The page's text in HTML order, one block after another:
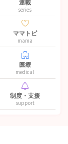
series
ママトピ
mama
医療
medical
制度・支援
support